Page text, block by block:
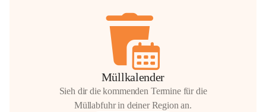
Müllkalender
Sieh dir die kommenden Termine für die
Müllabfuhr in deiner Region an.